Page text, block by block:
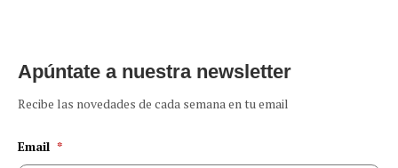
Apúntate a nuestra newsletter
Recibe las novedades de cada semana en tu email
Email *